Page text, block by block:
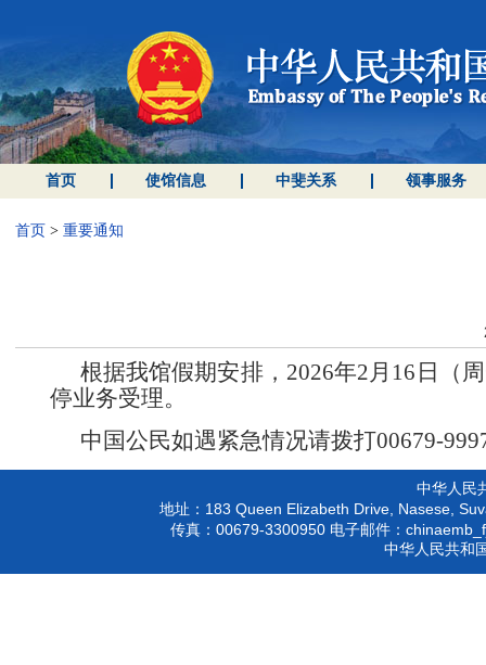
首页 使馆信息 中斐关系 领事服务
首页 > 重要通知
根据我馆假期安排， 2026年2月16日（
停业务受理。
中国公民如遇紧急情况请拨打00679-
中华人民
地址： 183 Queen Elizabeth Drive, Nasese,
传真： 00679-3300950电子邮件：
中华人民共和